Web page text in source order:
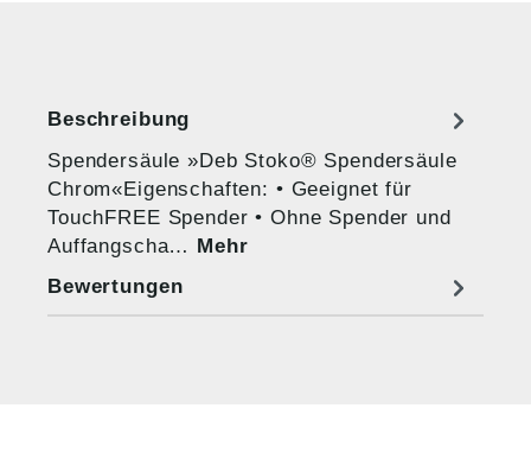
Beschreibung
Spendersäule »Deb Stoko® Spendersäule
Chrom«Eigenschaften: • Geeignet für
TouchFREE Spender • Ohne Spender und
Auffangscha… Mehr
Bewertungen